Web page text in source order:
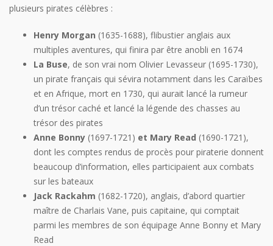
plusieurs pirates célèbres :
Henry Morgan (1635-1688), flibustier anglais aux
multiples aventures, qui finira par être anobli en 1674
La Buse, de son vrai nom Olivier Levasseur (1695-1730),
un pirate français qui sévira notamment dans les Caraïbes
et en Afrique, mort en 1730, qui aurait lancé la rumeur
d’un trésor caché et lancé la légende des chasses au
trésor des pirates
Anne Bonny (1697-1721) et Mary Read (1690-1721),
dont les comptes rendus de procès pour piraterie donnent
beaucoup d’information, elles participaient aux combats
sur les bateaux
Jack Rackahm (1682-1720), anglais, d’abord quartier
maître de Charlais Vane, puis capitaine, qui comptait
parmi les membres de son équipage Anne Bonny et Mary
Read